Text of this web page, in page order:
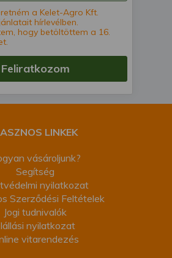
a Kelet-Agro Kft.
hírlevélben.
hogy betöltöttem a 16.
Feliratkozom
LINKEK
vásároljunk?
Segítség
nyilatkozat
Szerződési Feltételek
Jogi tudnivalók
nyilatkozat
vitarendezés